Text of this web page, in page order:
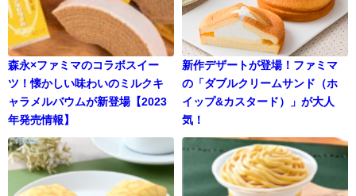
森永×ファミマのコラボスイー
ツ！懐かしい味わいのミルクキ
ャラメルバウムが新登場【2023
年発売情報】
新作デザートが登場！ファミマ
の「ダブルクリームサンド（ホ
イップ&カスタード）」が大人
気！